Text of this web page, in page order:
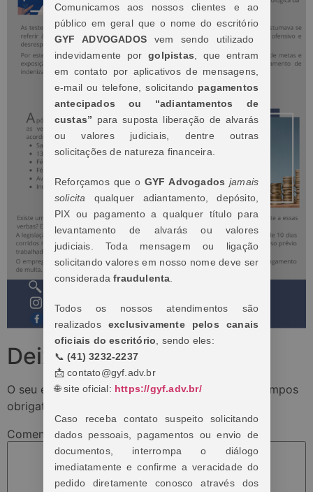
Deixe um comentário
O seu endereço de e-mail não será publicado.
Campos
obrigatórios são marcados com
Comentário*
Comunicamos aos nossos clientes e ao
público em geral que o nome do escritório
GYF ADVOGADOS vem sendo utilizado
indevidamente por golpistas , que entram
em contato por aplicativos de mensagens,
e-mail ou telefone, solicitando pagamentos
antecipados ou “adiantamentos de
custas” para suposta liberação de alvarás
ou valores judiciais, dentre outras
solicitações de natureza financeira.
Reforçamos que o GYF Advogadosjamais
solicita qualquer adiantamento, depósito,
PIX ou pagamento a qualquer título para
levantamento de alvarás ou valores
judiciais. Toda mensagem ou ligação
solicitando valores em nosso nome deve ser
consideradafraudulenta
Todos os nossos atendimentos são
realizados exclusivamente pelos canais
oficiais do escritório , sendo eles:
📞(41) 3232-2237
📩 contato@gyf.adv.br
🌐 site oficial: https://gyf.adv.br/
Caso receba contato suspeito solicitando
dados pessoais, pagamentos ou envio de
documentos, interrompa o diálogo
imediatamente e confirme a veracidade do
pedido diretamente conosco através dos